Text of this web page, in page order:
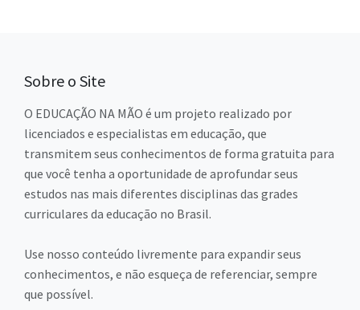
Sobre o Site
O EDUCAÇÃO NA MÃO é um projeto realizado por
licenciados e especialistas em educação, que
transmitem seus conhecimentos de forma gratuita para
que você tenha a oportunidade de aprofundar seus
estudos nas mais diferentes disciplinas das grades
curriculares da educação no Brasil.
Use nosso conteúdo livremente para expandir seus
conhecimentos, e não esqueça de referenciar, sempre
que possível.